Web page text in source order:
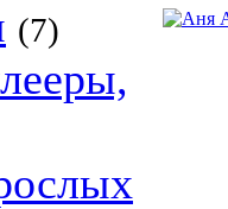
(7)